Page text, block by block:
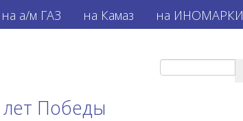
на а/м ГАЗ на Камаз на ИНОМАРКИ
Победы